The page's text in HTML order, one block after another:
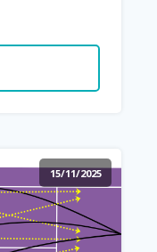
15/11/2025